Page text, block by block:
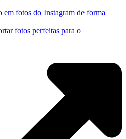
em fotos do Instagram de forma
fotos perfeitas para o